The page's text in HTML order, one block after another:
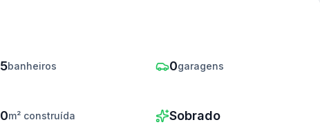
5banheiros 0garagens
0m² construída Sobrado